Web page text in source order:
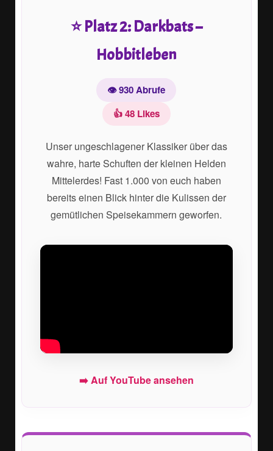
⭐ Platz 2: Darkbats –
Hobbitleben
👁️ 930 Abrufe
👍 48 Likes
Unser ungeschlagener Klassiker über das
wahre, harte Schuften der kleinen Helden
Mittelerdes! Fast 1.000 von euch haben
bereits einen Blick hinter die Kulissen der
gemütlichen Speisekammern geworfen.
➡️ Auf YouTube ansehen